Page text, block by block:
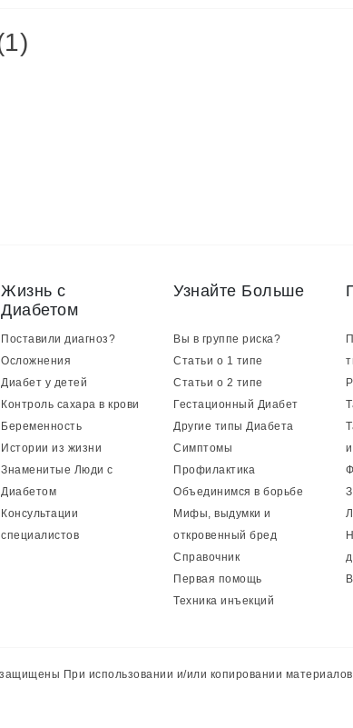
Жизнь с
Диабетом
Поставили диагноз?
Осложнения
Диабет у детей
Контроль сахара в крови
Беременность
Истории из жизни
Знаменитые Люди с
Диабетом
Консультации
специалистов
Узнайте Больше
Вы в группе риска?
Статьи о 1 типе
Статьи о 2 типе
Гестационный Диабет
Другие типы Диабета
Симптомы
Профилактика
Объединимся в борьбе
Мифы, выдумки и
откровенный бред
Справочник
Первая помощь
Техника инъекций
При использовании и/или копировании